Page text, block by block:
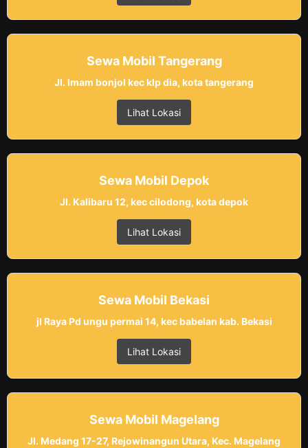
Sewa Mobil Tangerang
Jl. Imam bonjol kec klp dia, kota tangerang
Lihat Lokasi
Sewa Mobil Depok
Jl. Kalibaru 12, kec cilodong, kota depok
Lihat Lokasi
Sewa Mobil Bekasi
jl Raya Pd ungu permai 14, kec babelan kab. Bekasi
Lihat Lokasi
Sewa Mobil Magelang
Jl. Medang 17-27, Rejowinangun Utara, Kec. Magelang